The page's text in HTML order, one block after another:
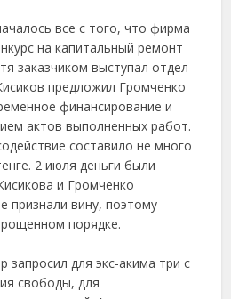
все с того, что фирма
на капитальный ремонт
заказчиком выступал отдел
предложил Громченко
финансирование и
актов выполненных работ.
составило не много
2 июля деньги были
и Громченко
признали вину, поэтому
порядке.
запросил для экс-акима три с
свободы, для